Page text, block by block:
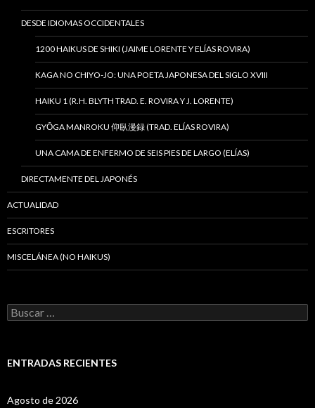
DESDE IDIOMAS OCCIDENTALES
1200 HAIKUS DE SHIKI (JAIME LORENTE Y ELÍAS ROVIRA)
KAGA NO CHIYO-JO: UNA POETA JAPONESA DEL SIGLO XVIII
HAIKU 1 (R.H. BLYTH TRAD. E. ROVIRA Y J. LORENTE)
GYŌGA MANROKU 仰臥漫録 (TRAD. ELÍAS ROVIRA)
UNA CAMA DE ENFERMO DE SEIS PIES DE LARGO (ELÍAS)
DIRECTAMENTE DEL JAPONÉS
ACTUALIDAD
ESCRITORES
MISCELÁNEA (NO HAIKUS)
B
u
a
ENTRADAS RECIENTES
Agosto de 2026